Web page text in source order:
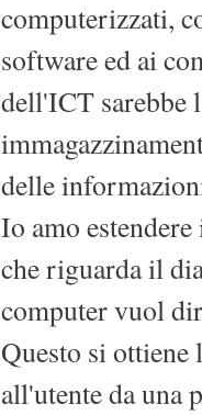
computerizzati,
software ed ai
dell'ICT sarebbe
delle
Io amo
che riguarda il
computer vuol
Questo si
all'utente da una